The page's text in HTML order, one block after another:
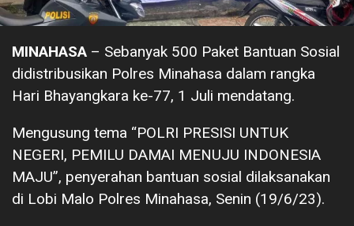
MINAHASA – Sebanyak 500 Paket Bantuan Sosial
didistribusikan Polres Minahasa dalam rangka
Hari Bhayangkara ke-77, 1 Juli mendatang.
Mengusung tema “POLRI PRESISI UNTUK
NEGERI, PEMILU DAMAI MENUJU INDONESIA
MAJU”, penyerahan bantuan sosial dilaksanakan
di Lobi Malo Polres Minahasa, Senin (19/6/23).